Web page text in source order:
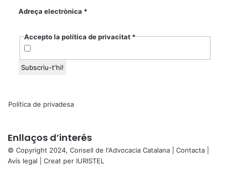
Adreça electrònica *
Accepto la política de privacitat *
Política de privadesa
Enllaços d’interés
© Copyright 2024, Consell de l'Advocacia Catalana | Contacta
Avís legal | Creat per IURISTEL